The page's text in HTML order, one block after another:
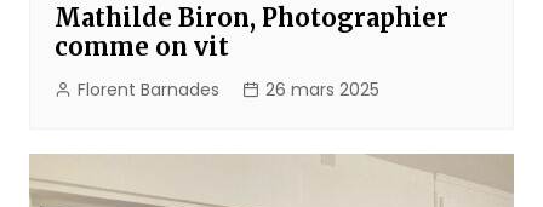
Mathilde Biron, Photographier
comme on vit
Florent Barnades 26 mars 2025